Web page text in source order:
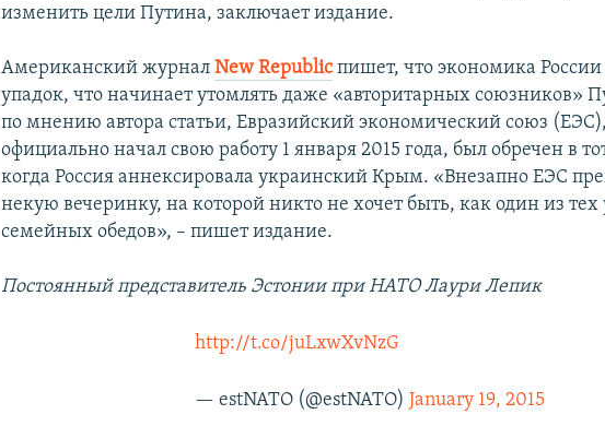
изменить цели Путина, заключает издание.
Американский журналNew Republicпишет, что экономика
упадок, что начинает утомлять даже «авторитарных союзников»
по мнению автора статьи, Евразийский экономический союз
официально начал свою работу 1 января 2015 года, был обречен в
когда Россия аннексировала украинский Крым. «Внезапно ЕЭС
некую вечеринку, на которой никто не хочет быть, как один из
семейных обедов», – пишет издание.
Постоянныйпредставитель Эстонии при НАТО Лаури Лепик
http://t.co/juLxwXvNzG
— estNATO (@estNATO) January 19, 2015